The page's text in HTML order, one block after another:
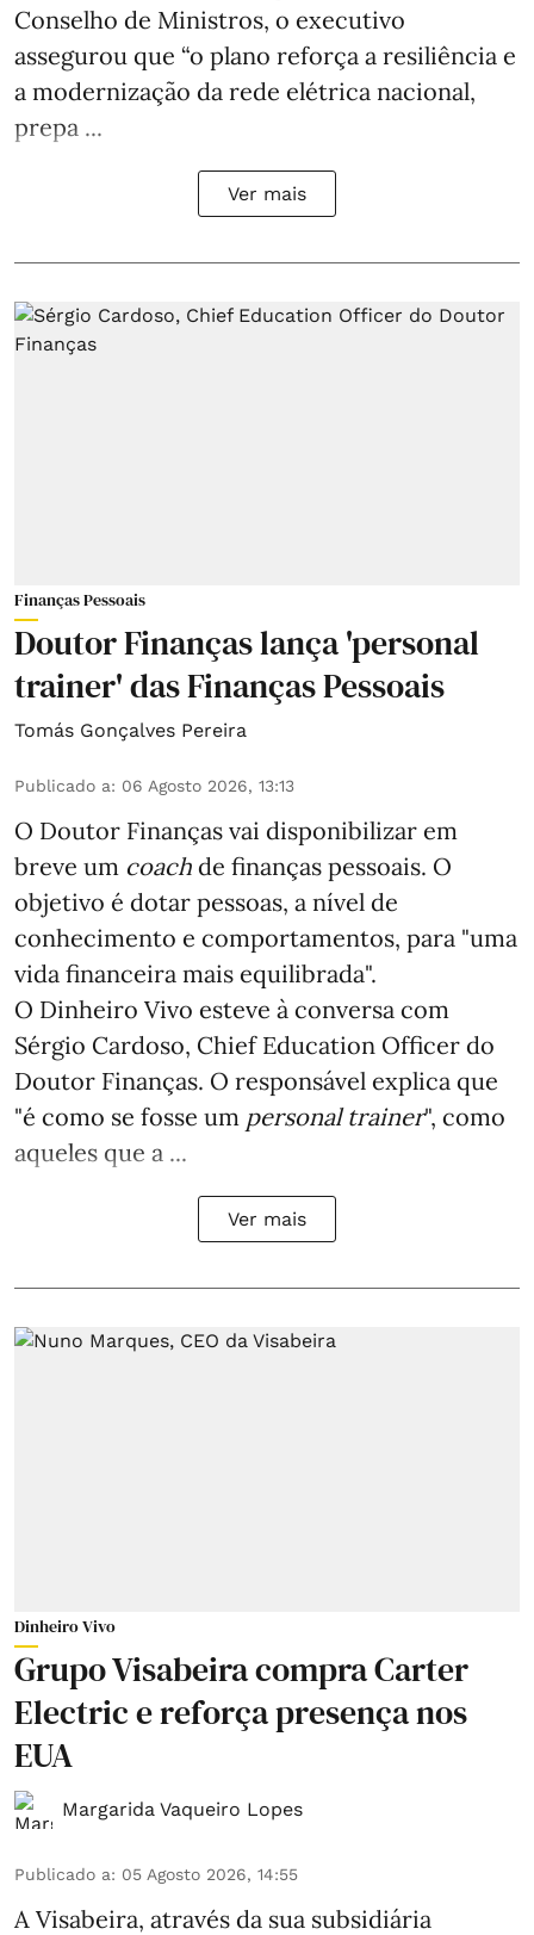
Conselho de Ministros, o executivo
assegurou que “o plano reforça a resiliência e
a modernização da rede elétrica nacional,
prepa ...
Ver mais
Finanças Pessoais
Doutor Finanças lança 'personal
trainer' das Finanças Pessoais
Tomás Gonçalves Pereira
Publicado a: 06 Agosto 2026, 13:13
O Doutor Finanças vai disponibilizar em
breve um coach de finanças pessoais. O
objetivo é dotar pessoas, a nível de
conhecimento e comportamentos, para "uma
vida financeira mais equilibrada".
O Dinheiro Vivo esteve à conversa com
Sérgio Cardoso, Chief Education Officer do
Doutor Finanças. O responsável explica que
"é como se fosse um personal trainer", como
aqueles que a ...
Ver mais
Dinheiro Vivo
Grupo Visabeira compra Carter
Electric e reforça presença nos
EUA
Margarida Vaqueiro Lopes
Publicado a: 05 Agosto 2026, 14:55
A Visabeira, através da sua subsidiária